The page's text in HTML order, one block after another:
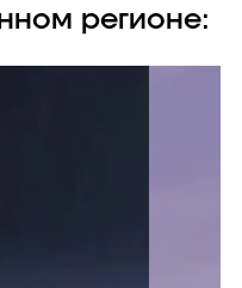
регионе: